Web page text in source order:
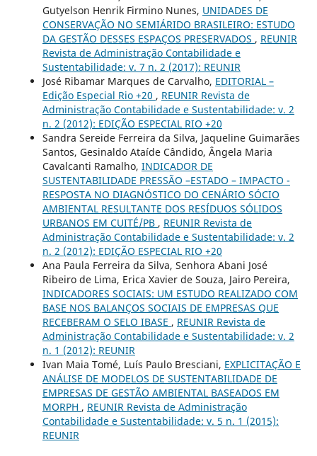
Gutyelson Henrik Firmino Nunes, UNIDADES DE
CONSERVAÇÃO NO SEMIÁRIDO BRASILEIRO: ESTUDO
DA GESTÃO DESSES ESPAÇOS PRESERVADOS , REUNIR
Revista de Administração Contabilidade e
Sustentabilidade: v. 7 n. 2 (2017): REUNIR
José Ribamar Marques de Carvalho, EDITORIAL –
Edição Especial Rio +20 , REUNIR Revista de
Administração Contabilidade e Sustentabilidade: v. 2
n. 2 (2012): EDIÇÃO ESPECIAL RIO +20
Sandra Sereide Ferreira da Silva, Jaqueline Guimarães
Santos, Gesinaldo Ataíde Cândido, Ângela Maria
Cavalcanti Ramalho, INDICADOR DE
SUSTENTABILIDADE PRESSÃO –ESTADO – IMPACTO -
RESPOSTA NO DIAGNÓSTICO DO CENÁRIO SÓCIO
AMBIENTAL RESULTANTE DOS RESÍDUOS SÓLIDOS
URBANOS EM CUITÉ/PB , REUNIR Revista de
Administração Contabilidade e Sustentabilidade: v. 2
n. 2 (2012): EDIÇÃO ESPECIAL RIO +20
Ana Paula Ferreira da Silva, Senhora Abani José
Ribeiro de Lima, Erica Xavier de Souza, Jairo Pereira,
INDICADORES SOCIAIS: UM ESTUDO REALIZADO COM
BASE NOS BALANÇOS SOCIAIS DE EMPRESAS QUE
RECEBERAM O SELO IBASE , REUNIR Revista de
Administração Contabilidade e Sustentabilidade: v. 2
n. 1 (2012): REUNIR
Ivan Maia Tomé, Luís Paulo Bresciani, EXPLICITAÇÃO E
ANÁLISE DE MODELOS DE SUSTENTABILIDADE DE
EMPRESAS DE GESTÃO AMBIENTAL BASEADOS EM
MORPH , REUNIR Revista de Administração
Contabilidade e Sustentabilidade: v. 5 n. 1 (2015):
REUNIR